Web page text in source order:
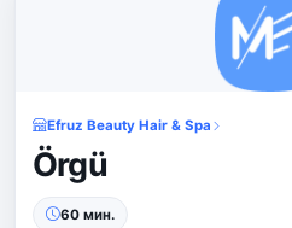
Efruz Beauty Hair & Spa
Örgü
60 мин.